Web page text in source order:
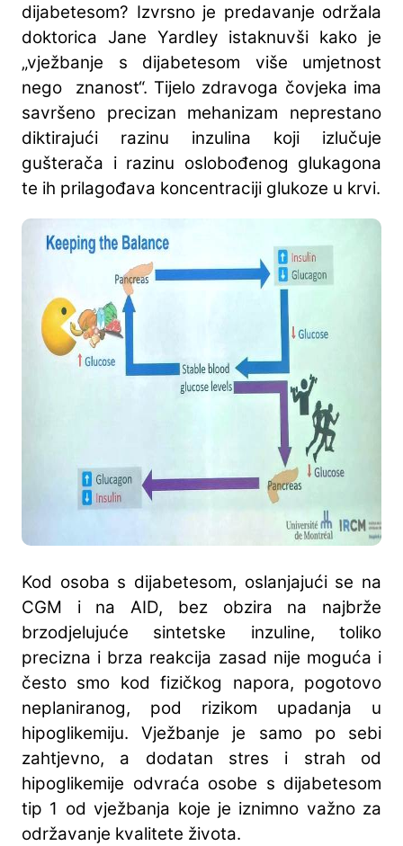
dijabetesom? Izvrsno je predavanje održala
doktorica Jane Yardley istaknuvši kako je
„vježbanje s dijabetesom više umjetnost
nego znanost“. Tijelo zdravoga čovjeka ima
savršeno precizan mehanizam neprestano
diktirajući razinu inzulina koji izlučuje
gušterača i razinu oslobođenog glukagona
te ih prilagođava koncentraciji glukoze u krvi.
Kod osoba s dijabetesom, oslanjajući se na
CGM i na AID, bez obzira na najbrže
brzodjelujuće sintetske inzuline, toliko
precizna i brza reakcija zasad nije moguća i
često smo kod fizičkog napora, pogotovo
neplaniranog, pod rizikom upadanja u
hipoglikemiju. Vježbanje je samo po sebi
zahtjevno, a dodatan stres i strah od
hipoglikemije odvraća osobe s dijabetesom
tip 1 od vježbanja koje je iznimno važno za
održavanje kvalitete života.